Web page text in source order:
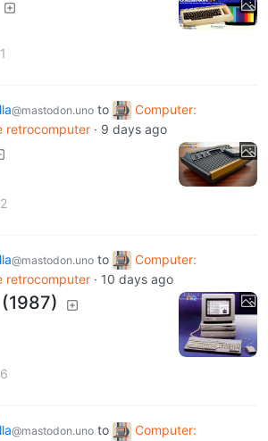
1
@mastodon.uno to
Computer:
retrocomputer · 9 days ago
2
@mastodon.uno to
Computer:
retrocomputer · 10 days ago
6
@mastodon.uno to
Computer: